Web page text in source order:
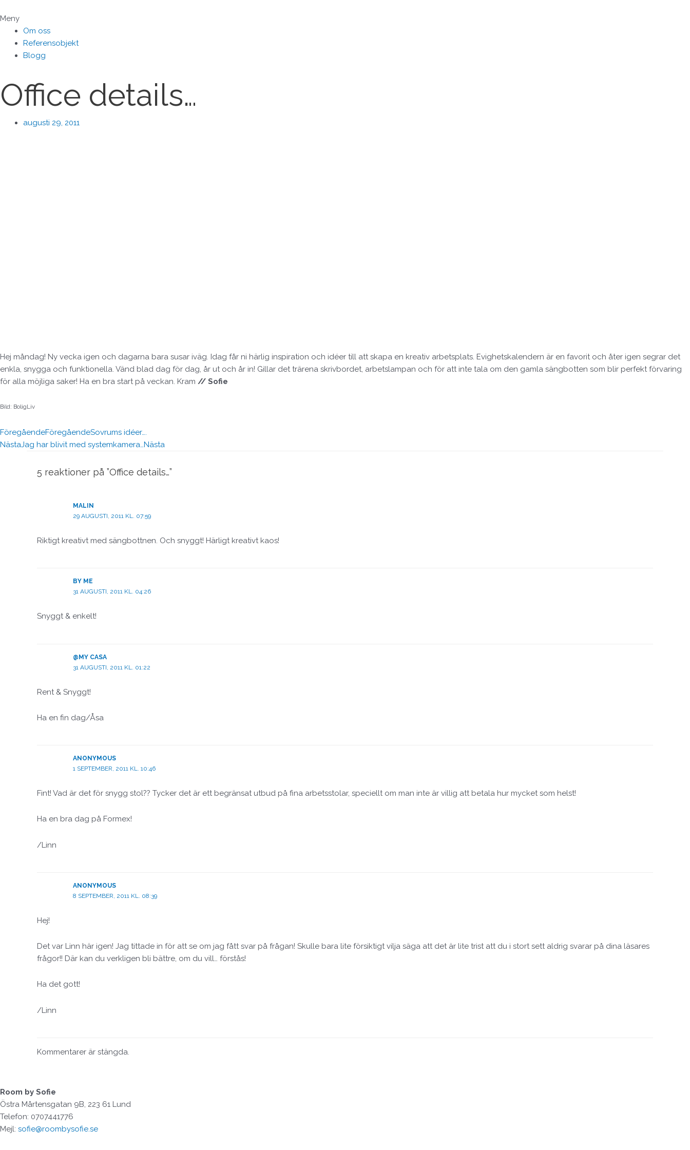
till
innehåll
Meny
Om oss
Referensobjekt
Blogg
Office details…
augusti 29, 2011
Hej måndag! Ny vecka igen och dagarna bara susar iväg. Idag får ni härlig inspiration och idéer till att skapa en kreativ arbetsplats. Evighetskalendern är en favorit och åter igen segrar det
enkla, snygga och funktionella. Vänd blad dag för dag, år ut och år in! Gillar det trärena skrivbordet, arbetslampan och för att inte tala om den gamla sängbotten som blir perfekt förvaring
för alla möjliga saker! Ha en bra start på veckan. Kram // Sofie
Bild: BoligLiv
FöregåendeFöregåendeSovrums idéer….
NästaJag har blivit med systemkamera…Nästa
5 reaktioner på ”Office details…”
MALIN
29 AUGUSTI, 2011 KL. 07:59
Riktigt kreativt med sängbottnen. Och snyggt! Härligt kreativt kaos!
BY ME
31 AUGUSTI, 2011 KL. 04:26
Snyggt & enkelt!
@MY CASA
31 AUGUSTI, 2011 KL. 01:22
Rent & Snyggt!
Ha en fin dag/Åsa
ANONYMOUS
1 SEPTEMBER, 2011 KL. 10:46
Fint! Vad är det för snygg stol?? Tycker det är ett begränsat utbud på fina arbetsstolar, speciellt om man inte är villig att betala hur mycket som helst!
Ha en bra dag på Formex!
/Linn
ANONYMOUS
8 SEPTEMBER, 2011 KL. 08:39
Hej!
Det var Linn här igen! Jag tittade in för att se om jag fått svar på frågan! Skulle bara lite försiktigt vilja säga att det är lite trist att du i stort sett aldrig svarar på dina läsares
frågor!! Där kan du verkligen bli bättre, om du vill… förstås!
Ha det gott!
/Linn
Kommentarer är stängda.
Room by Sofie
Östra Mårtensgatan 9B, 223 61 Lund
Telefon: 0707441776
Mejl: sofie@roombysofie.se